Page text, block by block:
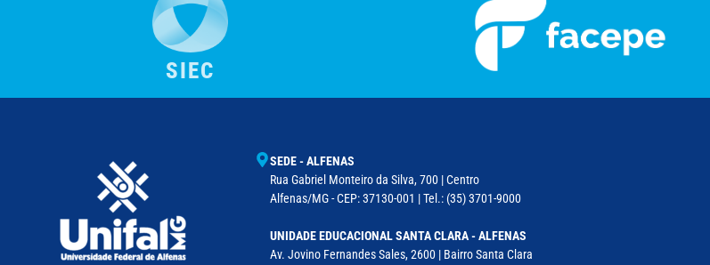
SIEC
SEDE - ALFENAS
Rua Gabriel Monteiro da Silva, 700 | Centro
Alfenas/MG - CEP: 37130-001 | Tel.: (35) 3701-9000
UNIDADE EDUCACIONAL SANTA CLARA - ALFENAS
Av. Jovino Fernandes Sales, 2600 | Bairro Santa Clara